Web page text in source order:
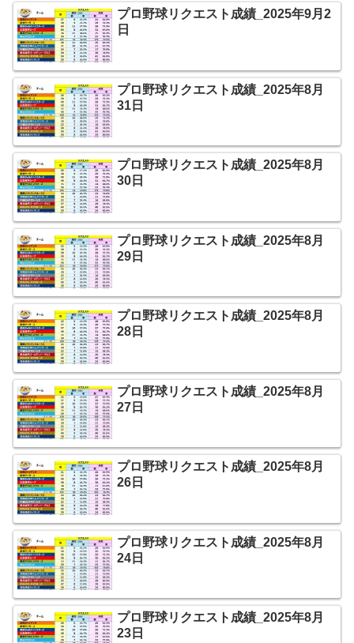
プロ野球リクエスト成績_2025年9月2
日
プロ野球リクエスト成績_2025年8月
31日
プロ野球リクエスト成績_2025年8月
30日
プロ野球リクエスト成績_2025年8月
29日
プロ野球リクエスト成績_2025年8月
28日
プロ野球リクエスト成績_2025年8月
27日
プロ野球リクエスト成績_2025年8月
26日
プロ野球リクエスト成績_2025年8月
24日
プロ野球リクエスト成績_2025年8月
23日